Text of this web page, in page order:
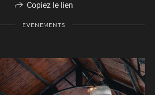
Copiez le lien
EVENEMENTS